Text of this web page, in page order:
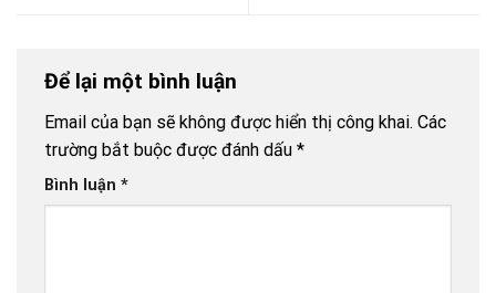
Để lại một bình luận
Email của bạn sẽ không được hiển thị công khai. Các
trường bắt buộc được đánh dấu *
Bình luận *